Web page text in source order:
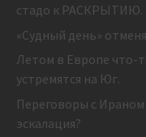
стадо к РАСКРЫТИЮ.
«Судный день»
Летом в Европе что-
устремятся на Юг.
Переговоры с
эскалация?